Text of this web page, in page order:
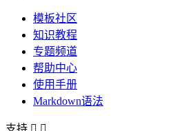
模板社区
知识教程
专题频道
帮助中心
使用手册
Markdown语法
支持  